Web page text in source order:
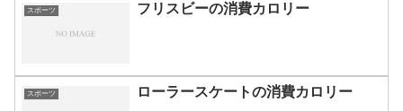
スポーツ フリスビーの消費カロリー
スポーツ ローラースケートの消費カロリー